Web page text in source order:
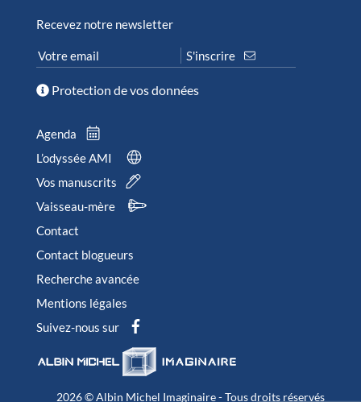
Recevez notre newsletter
Protection de vos données
Agenda
L’odyssée AMI
Vos manuscrits
Vaisseau-mère
Contact
Contact blogueurs
Recherche avancée
Mentions légales
Suivez-nous sur
2026 © Albin Michel Imaginaire - Tous droits réservés